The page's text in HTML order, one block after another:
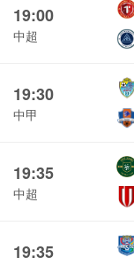
19:00
中超
19:30
中甲
19:35
中超
19:35